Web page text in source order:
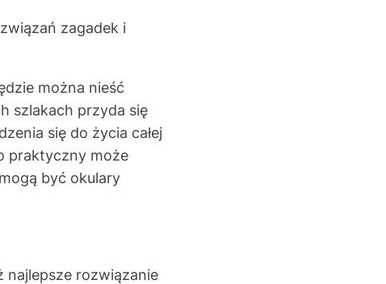
zagadek i
można nieść
szlakach przyda się
się do życia całej
praktyczny może
być okulary
najlepsze rozwiązanie